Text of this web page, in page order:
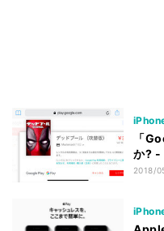
「
か? -
2018/